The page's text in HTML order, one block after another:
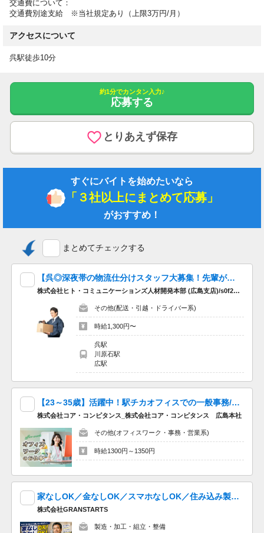
交通費について：
交通費別途支給 ※当社規定あり（上限3万円/月）
アクセスについて
呉駅徒歩10分
約1分でカンタン入力♪
応募する
とりあえず保存
すぐにバイトを始めたいなら
「３社以上にまとめて応募」
がおすすめ！
まとめてチェックする
【呉◎深夜帯の物流仕分けスタッフ大募集！先輩が丁寧に教える研修あり！】時給1,300円×車通勤OK♪
株式会社ヒト・コミュニケーションズ人材開発本部 (広島支店)/s0f220605n32jks
その他(配送・引越・ドライバー系)
時給1,300円〜
呉駅
川原石駅
広駅
【23～35歳】活躍中！駅チカオフィスでの一般事務/土日祝休み
株式会社コア・コンピタンス_株式会社コア・コンピタンス 広島本社
その他(オフィスワーク・事務・営業系)
時給1300円～1350円
家なしOK／金なしOK／スマホなしOK／住み込み製造スタッフ
株式会社GRANSTARTS
製造・加工・組立・整備